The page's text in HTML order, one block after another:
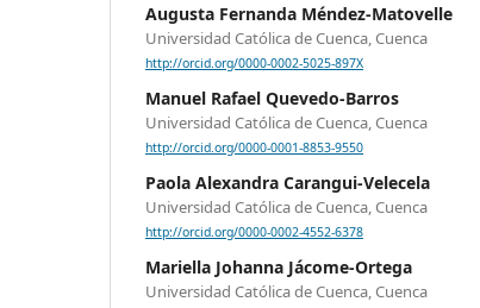
Augusta Fernanda Méndez-Matovelle
Universidad Católica de Cuenca, Cuenca
http://orcid.org/0000-0002-5025-897X
Manuel Rafael Quevedo-Barros
Universidad Católica de Cuenca, Cuenca
http://orcid.org/0000-0001-8853-9550
Paola Alexandra Carangui-Velecela
Universidad Católica de Cuenca, Cuenca
http://orcid.org/0000-0002-4552-6378
Mariella Johanna Jácome-Ortega
Universidad Católica de Cuenca, Cuenca